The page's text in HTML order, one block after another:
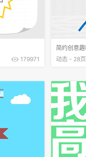
179971
简约创意
动态 - 28页